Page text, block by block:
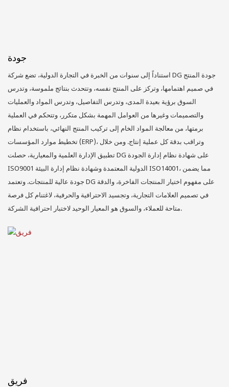
جودة
استناداً إلى سنوات من الخبرة في التجارة الدولية، تضع شركة DG جودة المنتج
في صميم اهتمامها، وتركز على المنتج نفسه، وتتحدث بنتائج ملموسة، وتدرس
السوق برؤية بعيدة المدى، وتدرس التفاصيل، وتدرس المواد والعمليات
والتصميمات وغيرها من العوامل المهمة بشكل متكرر، وتتحكم في العملية
برمتها، من معالجة المواد الخام إلى تركيب المنتج النهائي، باستخدام نظام
تخطيط موارد المؤسسات (ERP)، وتراقب بدقة كل عملية إنتاج. ومن خلال
تطبيق الإدارة العلمية والمعيارية، حصلت DG على شهادة نظام إدارة الجودة
ISO9001 الدولية المعتمدة وشهادة نظام إدارة البيئة ISO14001، مما يضمن
جودة عالية للمنتجات. وتعتمد DG على مفهوم اختيار المنتجات الفاخرة، والدقة
في تصميم العلامات التجارية، وتجسيد الاحترافية والحرفية، لاغتنام كل فرصة
متاحة للعملاء، والسوق هو المعيار الوحيد لاختبار احترافية الشركة.
فريق